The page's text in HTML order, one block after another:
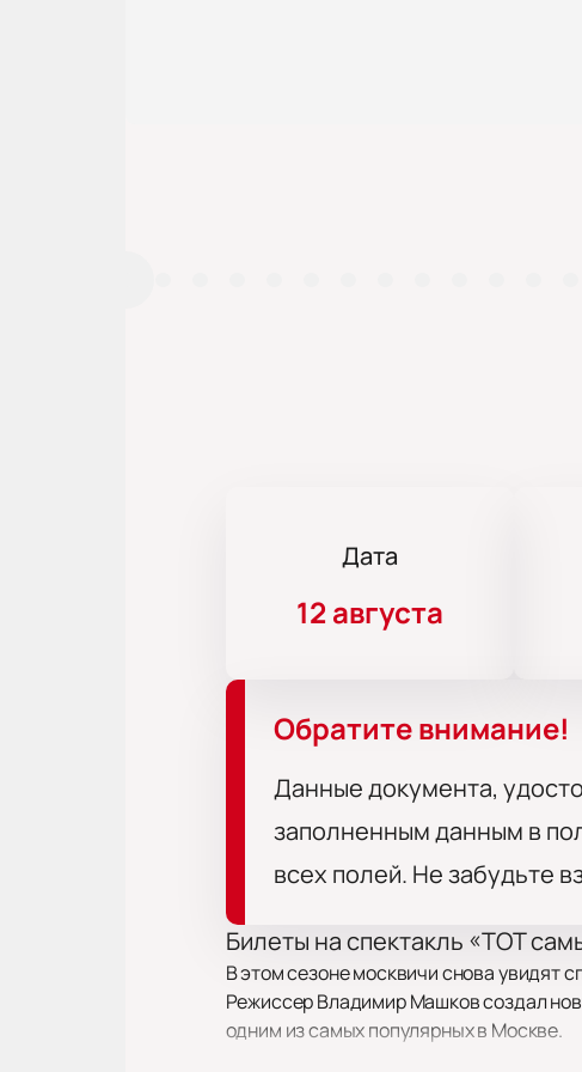
Дата
12 августа
Обратите внимание!
Данные документа,
заполненным данным в
всех полей. Не забудьте
Билеты на спектакль «ТОТ
В этом сезоне москвичи снова увидят
Режиссер Владимир Машков создал
одним из самых популярных в Москве.